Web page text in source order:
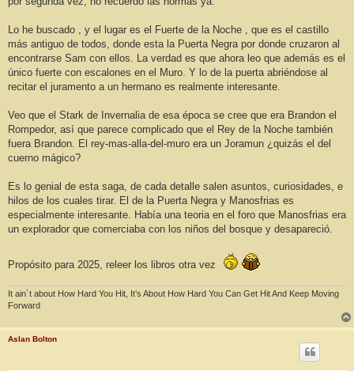
a
Lo he buscado , y el lugar es el Fuerte de la Noche , que es el castillo
más antiguo de todos, donde esta la Puerta Negra por donde cruzaron al
encontrarse Sam con ellos. La verdad es que ahora leo que además es el
único fuerte con escalones en el Muro. Y lo de la puerta abriéndose al
recitar el juramento a un hermano es realmente interesante.
Veo que el Stark de Invernalia de esa época se cree que era Brandon el
Rompedor, así que parece complicado que el Rey de la Noche también
fuera Brandon. El rey-mas-alla-del-muro era un Joramun ¿quizás el del
cuerno mágico?
Es lo genial de esta saga, de cada detalle salen asuntos, curiosidades, e
hilos de los cuales tirar. El de la Puerta Negra y Manosfrias es
especialmente interesante. Había una teoria en el foro que Manosfrias era
un explorador que comerciaba con los niños del bosque y desapareció.
Propósito para 2025, releer los libros otra vez
It ain´t about How Hard You Hit, It’s About How Hard You Can Get Hit And Keep Moving
Forward
Aslan Bolton